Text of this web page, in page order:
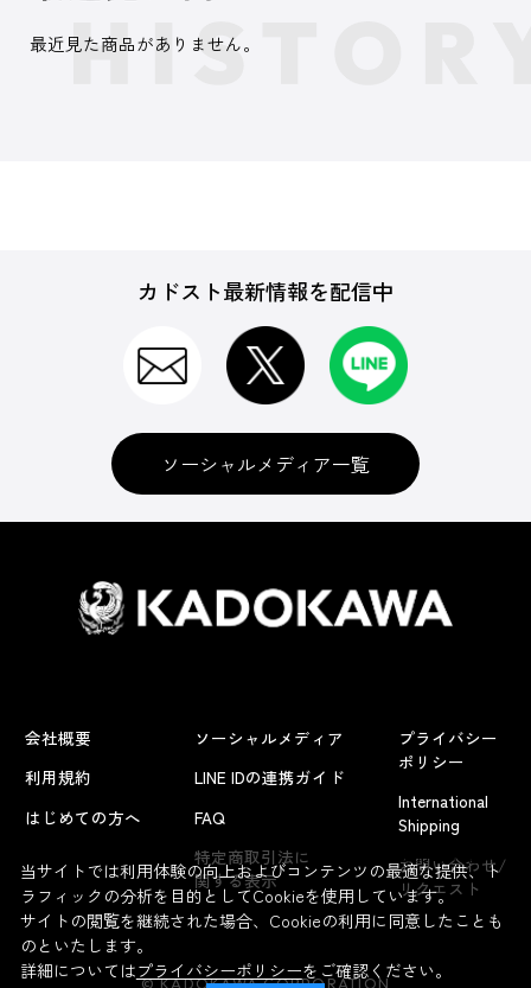
よくあるお問い合わせ
最近見た商品がありません。
カドスト最新情報を配信中
ソーシャルメディア一覧
会社概要
利用規約
はじめての方へ
ソーシャルメディア
LINE IDの連携ガイド
FAQ
特定商取引法に
関する表示
プライバシー
ポリシー
International
Shipping
お問い合わせ/
リクエスト
© KADOKAWA CORPORATION
当サイトでは利用体験の向上およびコンテンツの最適な提供、ト
ラフィックの分析を目的としてCookieを使用しています。
サイトの閲覧を継続された場合、Cookieの利用に同意したことも
のといたします。
詳細についてはプライバシーポリシーをご確認ください。